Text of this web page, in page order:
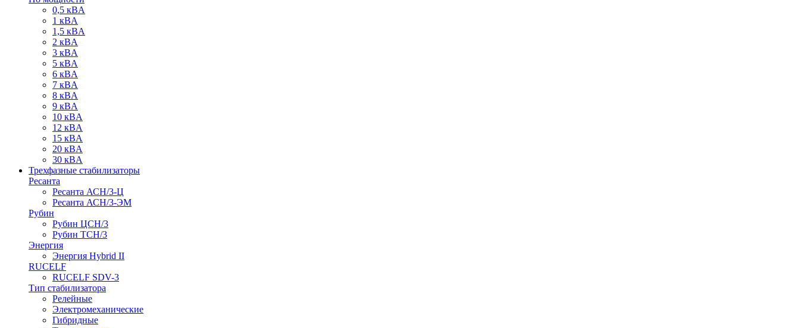
0,5 кВA
1 кВA
1,5 кВA
2 кВA
3 кВA
5 кВA
6 кВA
7 кВA
8 кВA
9 кВA
10 кВA
12 кВA
15 кВA
20 кВA
30 кВA
Трехфазные стабилизаторы
Ресанта
Ресанта АСН/3-Ц
Ресанта АСН/3-ЭМ
Рубин
Рубин ЦСН/3
Рубин ТСН/3
Энергия
Энергия Hybrid II
RUCELF
RUCELF SDV-3
Тип стабилизатора
Релейные
Электромеханические
Гибридные